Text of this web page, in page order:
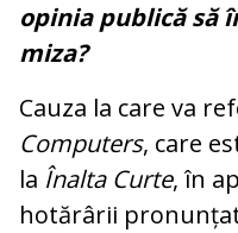
opinia publică să
miza?
Cauza la care va
Computers, care
la Înalta Curte, în
hotărârii